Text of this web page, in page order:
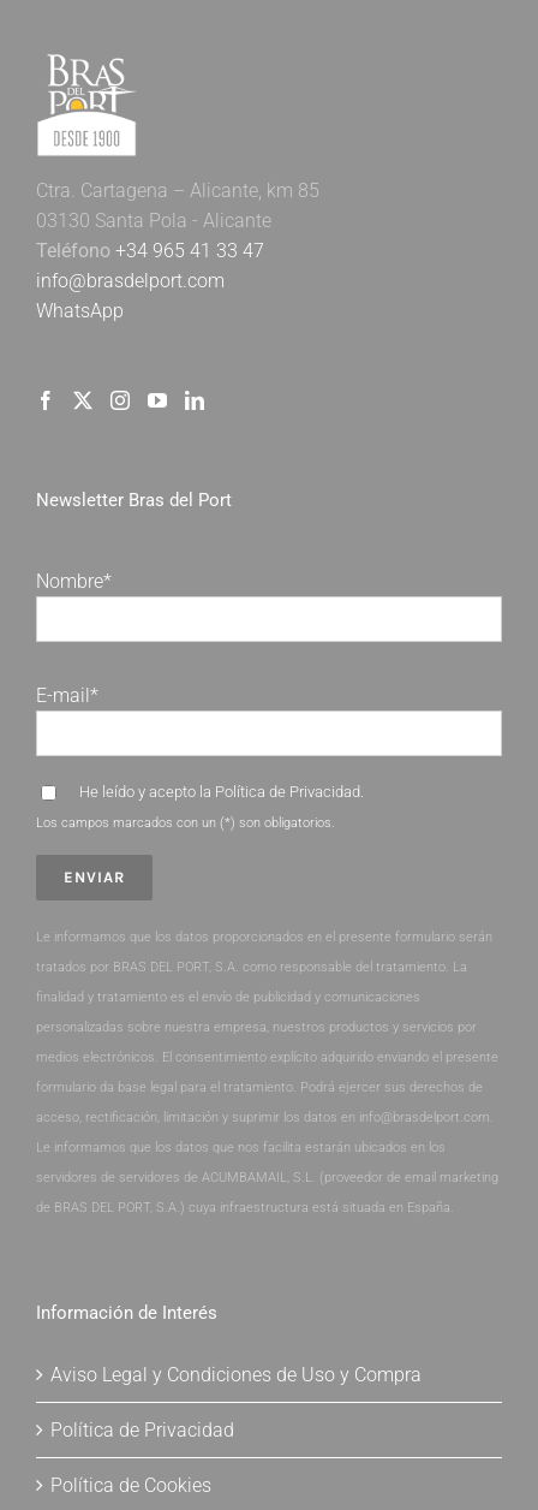
Ctra. Cartagena – Alicante, km 85
03130 Santa Pola - Alicante
Teléfono +34 965 41 33 47
info@brasdelport.com
WhatsApp
Newsletter Bras del Port
Nombre*
E-mail*
He leído y acepto la Política de Privacidad.
Los campos marcados con un (*) son obligatorios.
Le informamos que los datos proporcionados en el presente formulario serán
tratados por BRAS DEL PORT, S.A. como responsable del tratamiento. La
finalidad y tratamiento es el envío de publicidad y comunicaciones
personalizadas sobre nuestra empresa, nuestros productos y servicios por
medios electrónicos. El consentimiento explícito adquirido enviando el presente
formulario da base legal para el tratamiento. Podrá ejercer sus derechos de
acceso, rectificación, limitación y suprimir los datos en info@brasdelport.com.
Le informamos que los datos que nos facilita estarán ubicados en los
servidores de servidores de ACUMBAMAIL, S.L. (proveedor de email marketing
de BRAS DEL PORT, S.A.) cuya infraestructura está situada en España.
Información de Interés
Aviso Legal y Condiciones de Uso y Compra
Política de Privacidad
Política de Cookies